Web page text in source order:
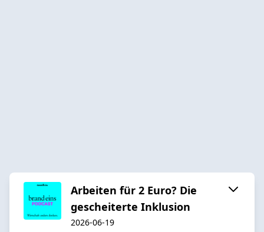
Arbeiten für 2 Euro? Die
gescheiterte Inklusion
2026-06-19